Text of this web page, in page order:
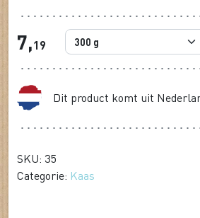
7,19
Dit product komt uit
SKU: 35
Categorie: Kaas